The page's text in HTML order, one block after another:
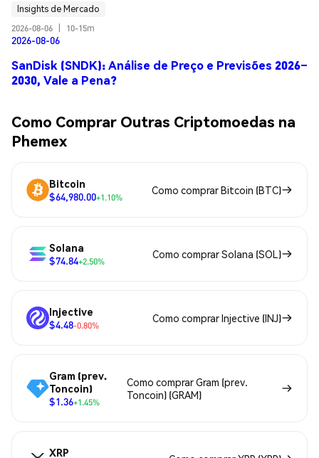
Insights de Mercado
2026-08-06
10-15m
2026-08-06
SanDisk (SNDK): Análise de Preço e Previsões 2026–
2030, Vale a Pena?
Como Comprar Outras Criptomoedas na
Phemex
Bitcoin
$64,980.00+1.10%
Como comprar Bitcoin (BTC)
Solana
$74.84+2.50%
Como comprar Solana (SOL)
Injective
$4.48-0.80%
Como comprar Injective (INJ)
Gram (prev.
Toncoin)
$1.36+1.45%
Como comprar Gram (prev.
Toncoin) (GRAM)
XRP